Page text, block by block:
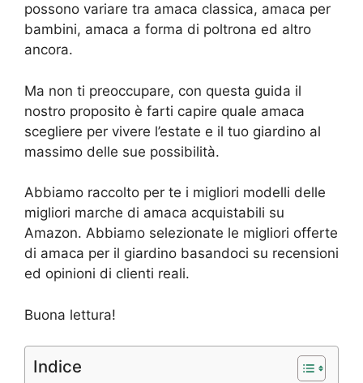
possono variare tra amaca classica, amaca per
bambini, amaca a forma di poltrona ed altro
ancora.
Ma non ti preoccupare, con questa guida il
nostro proposito è farti capire quale amaca
scegliere per vivere l’estate e il tuo giardino al
massimo delle sue possibilità.
Abbiamo raccolto per te i migliori modelli delle
migliori marche di amaca acquistabili su
Amazon. Abbiamo selezionate le migliori offerte
di amaca per il giardino basandoci su recensioni
ed opinioni di clienti reali.
Buona lettura!
Indice